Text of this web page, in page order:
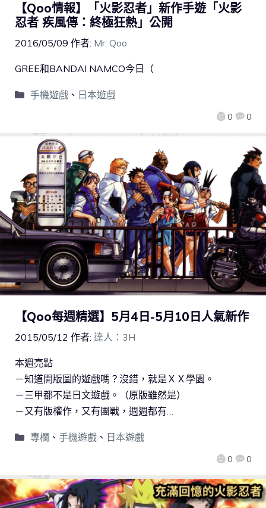
【Qoo情報】「火影忍者」新作手遊「火影
忍者 疾風傳：終極狂熱」公開
2016/05/09 作者: Mr. Qoo
0 0
GREE和BANDAI NAMCO今日（
手機遊戲、 日本遊戲
【Qoo每週精選】5月4日-5月10日人氣新作
2015/05/12 作者: 達人：3H
0 0
本週亮點
－知道開版圖的遊戲嗎？沒錯，就是ＸＸ學園。
－三甲都不是日文遊戲。（原版雖然是）
－又有版權作，又有團戰，週週都有…
專欄 、 手機遊戲、 日本遊戲